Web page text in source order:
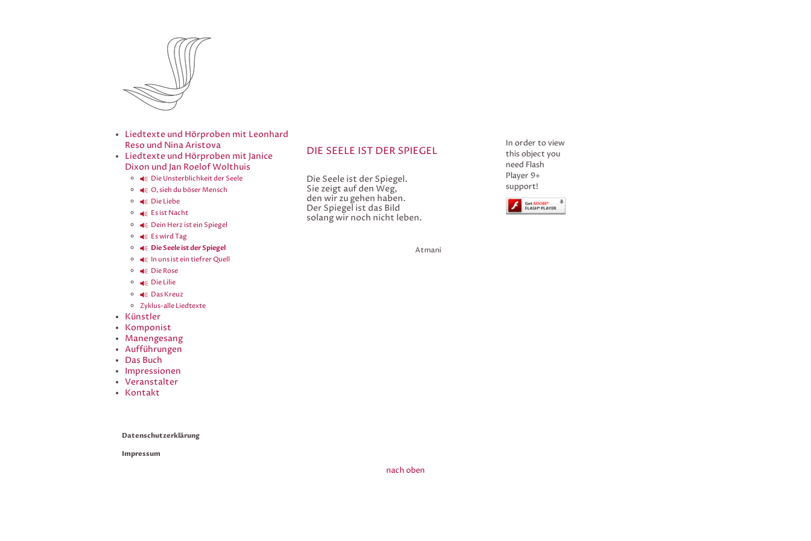
Liedtexte und Hörproben mit Leonhard
Reso und Nina Aristova
Liedtexte und Hörproben mit Janice
Dixon und Jan Roelof Wolthuis
Die Unsterblichkeit der Seele
O, sieh du böser Mensch
Die Liebe
Es ist Nacht
Dein Herz ist ein Spiegel
Es wird Tag
Die Seele ist der Spiegel
In uns ist ein tiefrer Quell
Die Rose
Die Lilie
Das Kreuz
Zyklus-alle Liedtexte
Künstler
Komponist
Manengesang
Aufführungen
Das Buch
Impressionen
Veranstalter
Kontakt
DIE SEELE IST DER SPIEGEL
Die Seele ist der Spiegel.
Sie zeigt auf den Weg,
den wir zu gehen haben.
Der Spiegel ist das Bild
solang wir noch nicht leben.
Atmani
In order to view
this object you
need Flash
Player 9+
support!
Datenschutzerklärung
Impressum
nach oben